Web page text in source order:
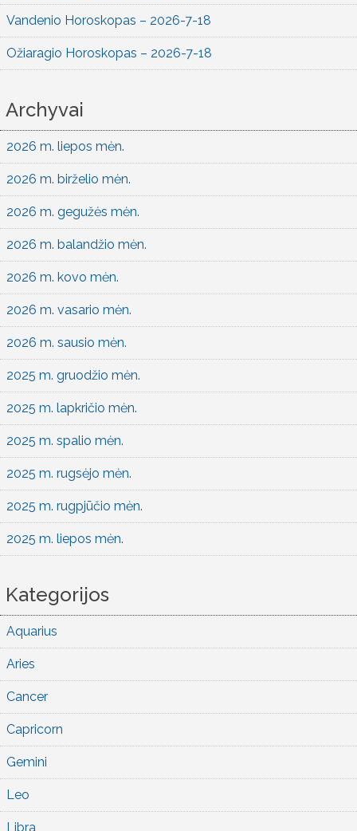
Vandenio Horoskopas – 2026-7-18
Ožiaragio Horoskopas – 2026-7-18
Archyvai
2026 m. liepos mėn.
2026 m. birželio mėn.
2026 m. gegužės mėn.
2026 m. balandžio mėn.
2026 m. kovo mėn.
2026 m. vasario mėn.
2026 m. sausio mėn.
2025 m. gruodžio mėn.
2025 m. lapkričio mėn.
2025 m. spalio mėn.
2025 m. rugsėjo mėn.
2025 m. rugpjūčio mėn.
2025 m. liepos mėn.
Kategorijos
Aquarius
Aries
Cancer
Capricorn
Gemini
Leo
Libra